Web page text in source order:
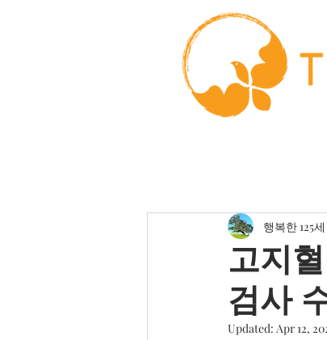
고지
검사
행복한 125
Updated: Apr 12,